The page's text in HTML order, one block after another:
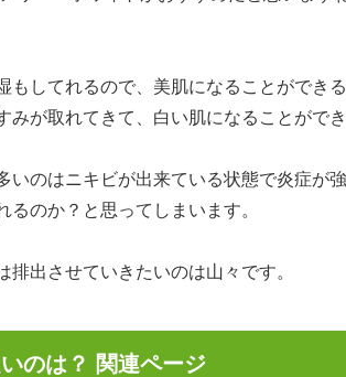
もしてれるので、美肌になることができ
みが取れてきて、白い肌になることができ
いのはニキビが出来ている状態で炎症が
のか？と思ってしまいます。
出させていきたいのは山々です。
のは？ 関連ページ